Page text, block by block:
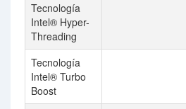
Tecnología
Intel® Hyper-
Threading
Tecnología
Intel® Turbo
Boost